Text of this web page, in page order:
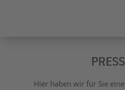
Hier haben wir für Sie